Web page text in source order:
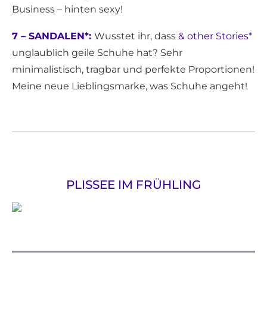
Business – hinten sexy!
7 – SANDALEN*: Wusstet ihr, dass & other Stories*
unglaublich geile Schuhe hat? Sehr
minimalistisch, tragbar und perfekte Proportionen!
Meine neue Lieblingsmarke, was Schuhe angeht!
PLISSEE IM FRÜHLING